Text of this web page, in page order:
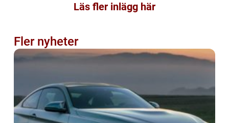
Läs fler inlägg här
Fler nyheter